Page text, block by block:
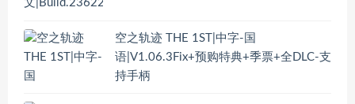
空之轨迹 THE 1ST|中字-国
语|V1.06.3Fix+预购特典+季票+全DLC-支
持手柄